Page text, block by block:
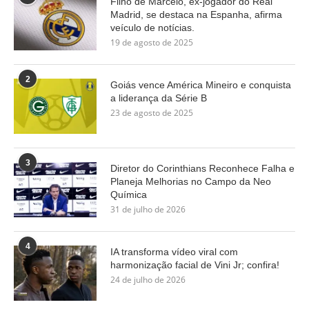
Madrid, se destaca na Espanha, afirma
veículo de notícias.
19 de agosto de 2025
2
Goiás vence América Mineiro e conquista
a liderança da Série B
23 de agosto de 2025
3
Diretor do Corinthians Reconhece Falha e
Planeja Melhorias no Campo da Neo
Química
31 de julho de 2026
4
IA transforma vídeo viral com
harmonização facial de Vini Jr; confira!
24 de julho de 2026